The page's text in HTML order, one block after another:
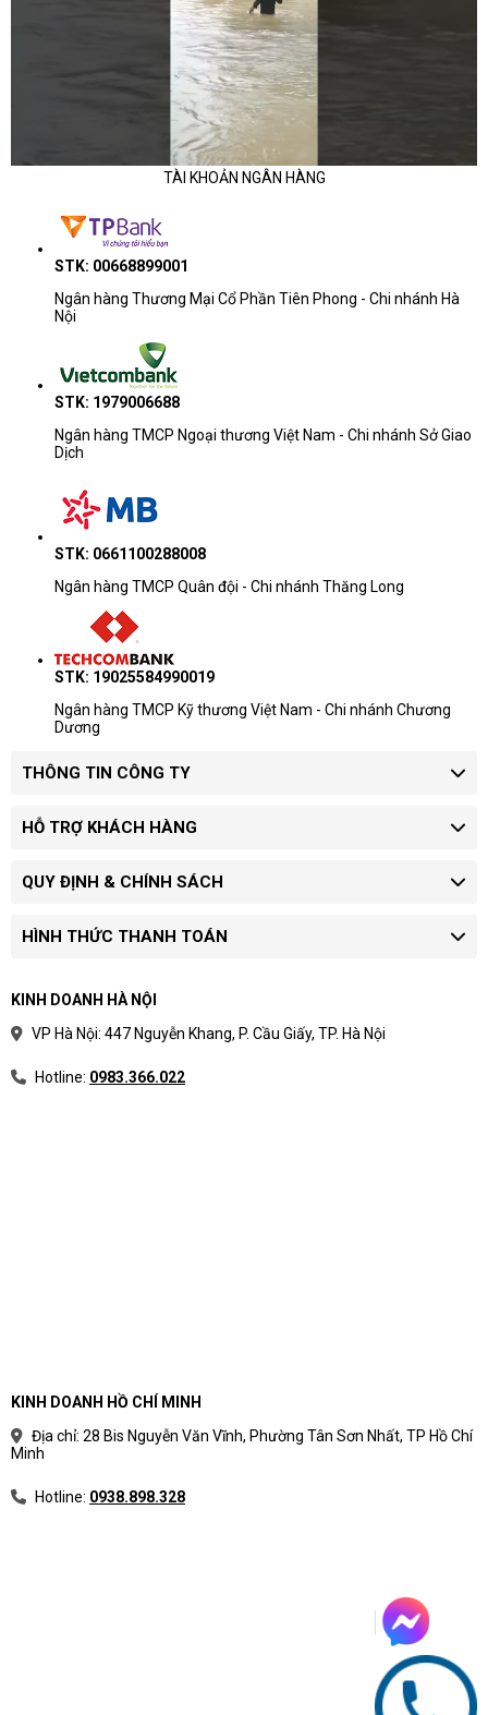
TÀI KHOẢN NGÂN HÀNG
STK: 00668899001
Ngân hàng Thương Mại Cổ Phần Tiên Phong - Chi nhánh Hà
Nội
STK: 1979006688
Ngân hàng TMCP Ngoại thương Việt Nam - Chi nhánh Sở Giao
Dịch
STK: 0661100288008
Ngân hàng TMCP Quân đội - Chi nhánh Thăng Long
STK: 19025584990019
Ngân hàng TMCP Kỹ thương Việt Nam - Chi nhánh Chương
Dương
THÔNG TIN CÔNG TY
HỖ TRỢ KHÁCH HÀNG
QUY ĐỊNH & CHÍNH SÁCH
HÌNH THỨC THANH TOÁN
KINH DOANH HÀ NỘI
VP Hà Nội: 447 Nguyễn Khang, P. Cầu Giấy, TP. Hà Nội
Hotline: 0983.366.022
KINH DOANH HỒ CHÍ MINH
Địa chỉ: 28 Bis Nguyễn Văn Vĩnh, Phường Tân Sơn Nhất, TP Hồ Chí
Minh
Hotline: 0938.898.328